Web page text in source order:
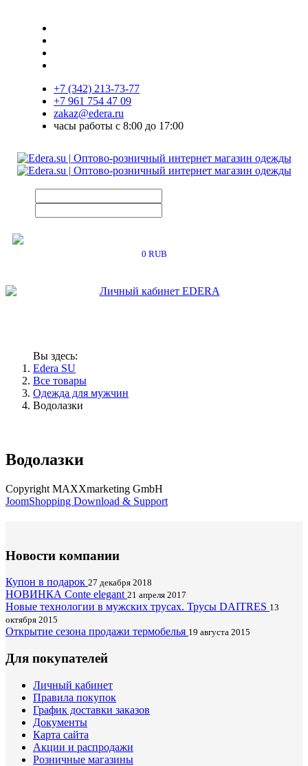
+7 (342) 213-73-77
+7 961 754 47 09
zakaz@edera.ru
часы работы с 8:00 до 17:00
0 RUB
Вы здесь:
Edera SU
Все товары
Одежда для мужчин
Водолазки
Водолазки
Copyright MAXXmarketing GmbH
JoomShopping Download & Support
Новости компании
Купон в подарок 27 декабря 2018
НОВИНКА Conte elegant 21 апреля 2017
Новые технологии в мужских трусах. Трусы DAITRES 13
октября 2015
Открытие сезона продажи термобелья 19 августа 2015
Для покупателей
Личный кабинет
Правила покупок
График доставки заказов
Документы
Карта сайта
Акции и распродажи
Розничные магазины